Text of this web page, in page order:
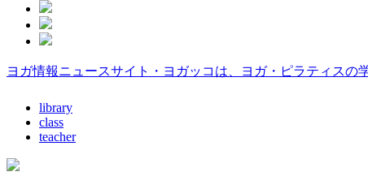
ヨガ情報ニュースサイト・ヨガッコは、ヨガ・ピラティスの
library
class
teacher